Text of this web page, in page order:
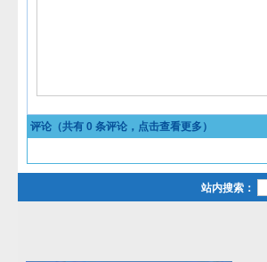
评论（共有 0 条评论，点击查看更多）
站内搜索：